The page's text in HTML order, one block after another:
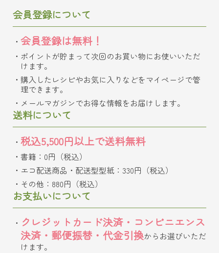
会員登録について
会員登録は無料！
ポイントが貯まって次回のお買い物にお使いいただ
けます。
購入したレシピやお気に入りなどをマイページで管
理できます。
メールマガジンでお得な情報をお届けします。
送料について
税込5,500円以上で送料無料
書籍：0円（税込）
エコ配送商品・配送型型紙：330円（税込）
その他：880円（税込）
お支払いについて
クレジットカード決済・コンビニエンス
決済・郵便振替・代金引換からお選びいただ
けます。